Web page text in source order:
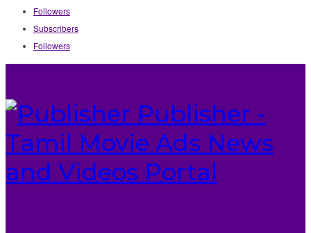
Followers
Subscribers
Followers
Publisher -
Tamil Movie Ads News
and Videos Portal